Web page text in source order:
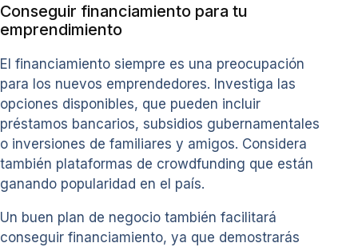
Conseguir financiamiento para tu
emprendimiento
El financiamiento siempre es una preocupación
para los nuevos emprendedores. Investiga las
opciones disponibles, que pueden incluir
préstamos bancarios, subsidios gubernamentales
o inversiones de familiares y amigos. Considera
también plataformas de crowdfunding que están
ganando popularidad en el país.
Un buen plan de negocio también facilitará
conseguir financiamiento, ya que demostrarás